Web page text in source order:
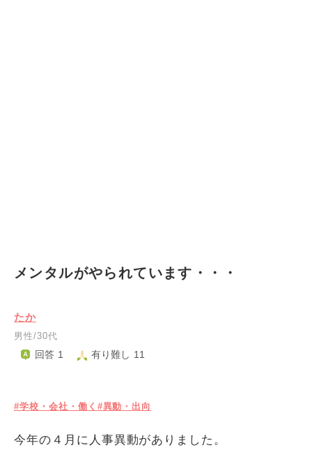
メンタルがやられています・・・
たか
男性/30代
回答 1 有り難し 11
#学校・会社・働く #異動・出向
今年の４月に人事異動がありました。